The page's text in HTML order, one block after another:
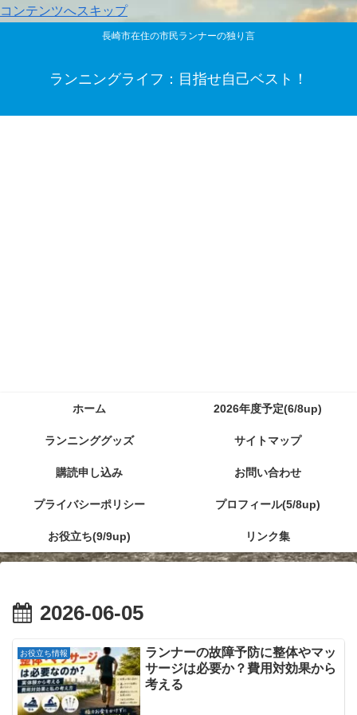
コンテンツへスキップ
長崎市在住の市民ランナーの独り言
ランニングライフ：目指せ自己ベスト！
ホーム 2026年度予定(6/8up)
ランニンググッズ サイトマップ
購読申し込み お問い合わせ
プライバシーポリシー プロフィール(5/8up)
お役立ち(9/9up) リンク集
2026-06-05
お役立ち情報
ランナーの故障予防に整体やマッ
サージは必要か？費用対効果から
考える